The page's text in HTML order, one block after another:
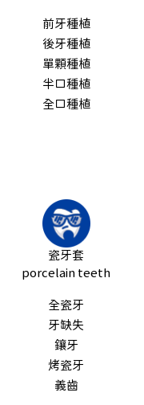
前牙種植
後牙種植
單顆種植
半口種植
全口種植
瓷牙套
porcelain teeth
全瓷牙
牙缺失
鑲牙
烤瓷牙
義齒